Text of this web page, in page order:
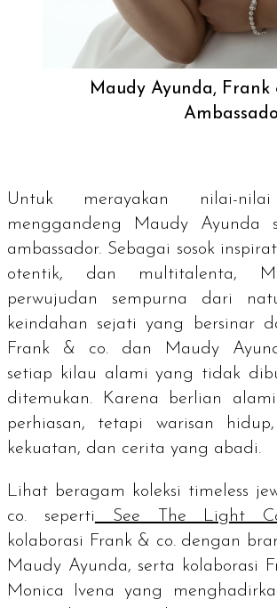
Maudy Ayunda, Frank
Untuk merayakan nilai-
menggandeng Maudy Ayunda
ambassador. Sebagai sosok
otentik, dan multitalenta,
perwujudan sempurna dari
keindahan sejati yang bersinar
Frank & co. dan Maudy
setiap kilau alami yang tidak
ditemukan. Karena berlian
perhiasan, tetapi warisan
kekuatan, dan cerita yang abadi.
Lihat beragam koleksi timeless
co. seperti See The Light
kolaborasi Frank & co. dengan
Maudy Ayunda, serta kolaborasi
Monica Ivena yang